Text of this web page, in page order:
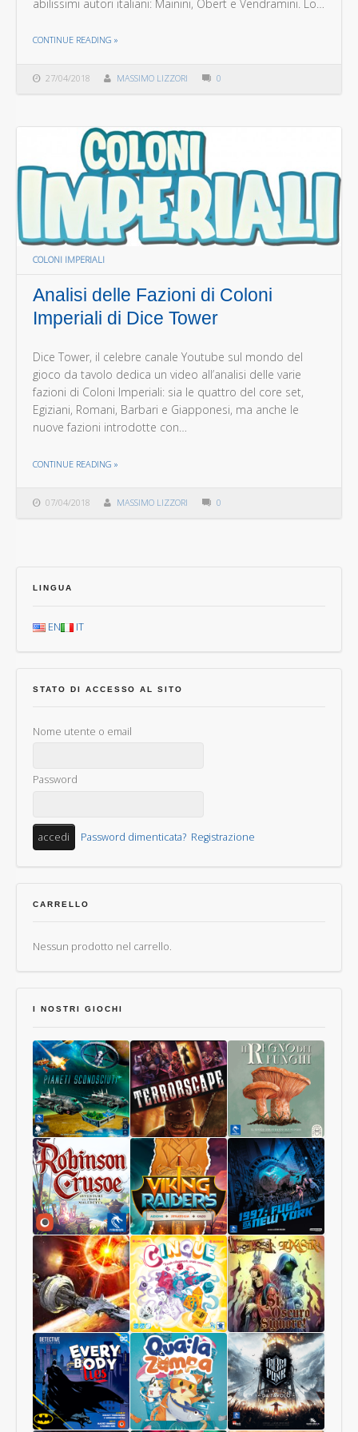
27/04/2018 MASSIMO LIZZORI 0
abilissimi autori italiani: Mainini, Obert e Vendramini. Lo…
CONTINUE READING THE "TOM E MELODY VASEL CI PRESENTANO LA VIA DEL PANDA"
»
COLONI IMPERIALI
Analisi delle Fazioni di Coloni
Imperiali di Dice Tower
07/04/2018 MASSIMO LIZZORI 0
Dice Tower, il celebre canale Youtube sul mondo del
gioco da tavolo dedica un video all’analisi delle varie
fazioni di Coloni Imperiali: sia le quattro del core set,
Egiziani, Romani, Barbari e Giapponesi, ma anche le
nuove fazioni introdotte con…
CONTINUE READING THE "ANALISI DELLE FAZIONI DI COLONI IMPERIALI DI DICE TOWER"
»
LINGUA
EN IT
STATO DI ACCESSO AL SITO
Nome utente o email
Password
Password dimenticata? Registrazione
CARRELLO
Nessun prodotto nel carrello.
I NOSTRI GIOCHI
Pianeti
Sconosciuti
Terrorscape
Il
Regno
dei
Funghi
Robinson
Crusoe
Collector
Edition
Viking
Raiders
1997:
Fuga
da
New
York
Starship
Interstellar
Cinque
Sì,
Oscuro
Signore
Luxastra